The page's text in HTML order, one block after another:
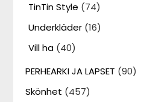
TinTin Style (74)
Underkläder (16)
Vill ha (40)
PERHEARKI JA LAPSET (90)
Skönhet (457)